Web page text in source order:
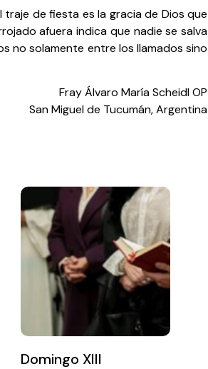
de fiesta es la gracia de Dios que
afuera indica que nadie se salva
no solamente entre los llamados sino
Fray Álvaro María Scheidl OP
San Miguel de Tucumán, Argentina
Domingo XIII